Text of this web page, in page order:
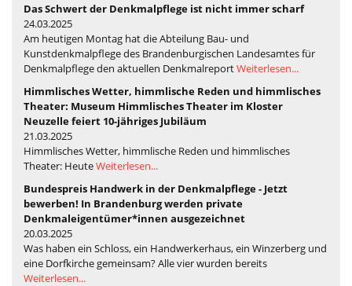
Das Schwert der Denkmalpflege ist nicht immer scharf
24.03.2025
Am heutigen Montag hat die Abteilung Bau- und
Kunstdenkmalpflege des Brandenburgischen Landesamtes für
Denkmalpflege den aktuellen DenkmalreportWeiterlesen...
Himmlisches Wetter, himmlische Reden und himmlisches
Theater: Museum Himmlisches Theater im Kloster
Neuzelle feiert 10-jähriges Jubiläum
21.03.2025
Himmlisches Wetter, himmlische Reden und himmlisches
Theater: HeuteWeiterlesen...
Bundespreis Handwerk in der Denkmalpflege - Jetzt
bewerben! In Brandenburg werden private
Denkmaleigentümer*innen ausgezeichnet
20.03.2025
Was haben ein Schloss, ein Handwerkerhaus, ein Winzerberg und
eine Dorfkirche gemeinsam? Alle vier wurden bereits
Weiterlesen...